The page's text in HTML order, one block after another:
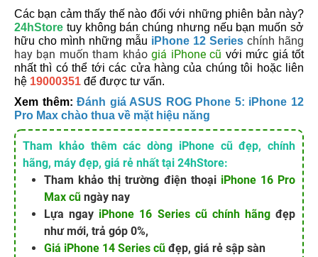
Các bạn cảm thấy thế nào đối với những phiên bản này?
24hStore tuy không bán chúng nhưng nếu bạn muốn sở
hữu cho mình những mẫu iPhone 12 Series chính hãng
hay bạn muốn tham khảogiá iPhone cũ với mức giá tốt
nhất thì có thể tới các cửa hàng của chúng tôi hoặc liên
hệ 19000351 để được tư vấn.
Xem thêm:Đánh giá ASUS ROG Phone 5: iPhone 12
Pro Max chào thua về mặt hiệu năng
Tham khảo thêm các dòng iPhone cũ đẹp, chính
hãng, máy đẹp, giá rẻ nhất tại 24hStore:
Tham khảo thị trường điện thoại iPhone 16 Pro
Max cũ ngày nay
Lựa ngay iPhone 16 Series cũ chính hãngđẹp
như mới, trả góp 0%,
Giá iPhone 14 Series cũ đẹp, giá rẻ sập sàn